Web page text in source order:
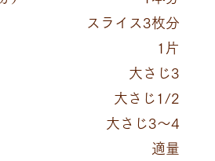
スライス3枚分
1片
大さじ3
大さじ1/2
大さじ3～4
適量